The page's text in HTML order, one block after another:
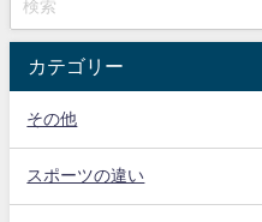
カテゴリー
その他
スポーツの違い